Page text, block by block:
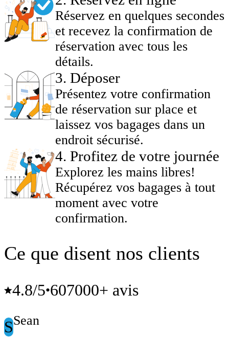
Réservez en quelques secondes
et recevez la confirmation de
réservation avec tous les
détails.
3. Déposer
Présentez votre confirmation
de réservation sur place et
laissez vos bagages dans un
endroit sécurisé.
4. Profitez de votre journée
Explorez les mains libres!
Récupérez vos bagages à tout
moment avec votre
confirmation.
Ce que disent nos clients
4.8/5•607000+ avis
SSean